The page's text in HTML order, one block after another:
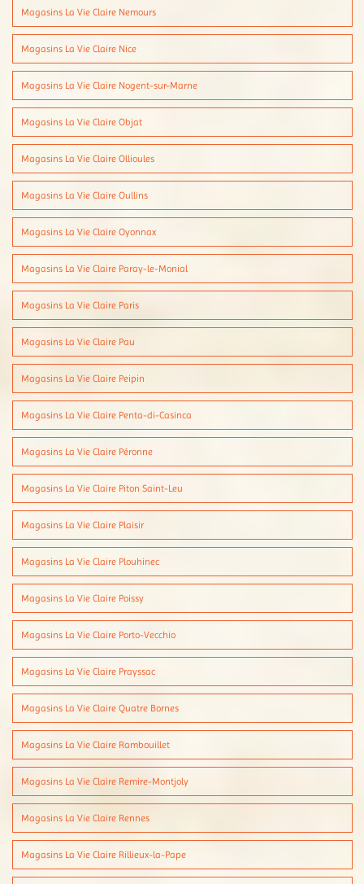
Magasins La Vie Claire Nemours
Magasins La Vie Claire Nice
Magasins La Vie Claire Nogent-sur-Marne
Magasins La Vie Claire Objat
Magasins La Vie Claire Ollioules
Magasins La Vie Claire Oullins
Magasins La Vie Claire Oyonnax
Magasins La Vie Claire Paray-le-Monial
Magasins La Vie Claire Paris
Magasins La Vie Claire Pau
Magasins La Vie Claire Peipin
Magasins La Vie Claire Penta-di-Casinca
Magasins La Vie Claire Péronne
Magasins La Vie Claire Piton Saint-Leu
Magasins La Vie Claire Plaisir
Magasins La Vie Claire Plouhinec
Magasins La Vie Claire Poissy
Magasins La Vie Claire Porto-Vecchio
Magasins La Vie Claire Prayssac
Magasins La Vie Claire Quatre Bornes
Magasins La Vie Claire Rambouillet
Magasins La Vie Claire Remire-Montjoly
Magasins La Vie Claire Rennes
Magasins La Vie Claire Rillieux-la-Pape